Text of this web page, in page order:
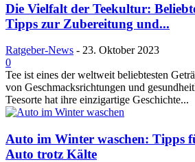
Die Vielfalt der Teekultur:
Tipps zur Zubereitung und...
Ratgeber-News - 23. Oktober 2023
0
Tee ist eines der weltweit beliebtesten
von Geschmacksrichtungen und
Teesorte hat ihre einzigartige Geschichte...
Auto im Winter waschen: Tipps
Auto trotz Kälte